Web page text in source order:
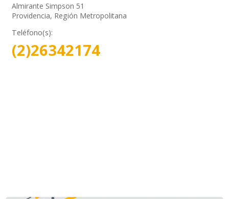
Almirante Simpson 51
Providencia, Región Metropolitana
Teléfono(s):
(2)26342174